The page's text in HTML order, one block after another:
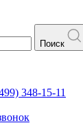
Поиск
348-15-11